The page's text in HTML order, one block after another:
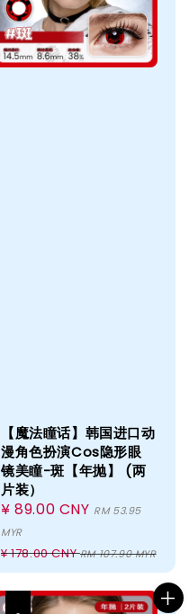
【魔法瞳话】韩国进口动
漫角色扮演Cos隐形眼
镜美瞳-斑【年抛】 (两
片装）
Sale
price
¥ 89.00 CNY RM 53.95
MYR
Regular
price
¥ 178.00 CNYRM 107.90 MYR